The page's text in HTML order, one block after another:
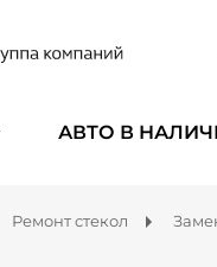
АВТО В
Ремонт стекол